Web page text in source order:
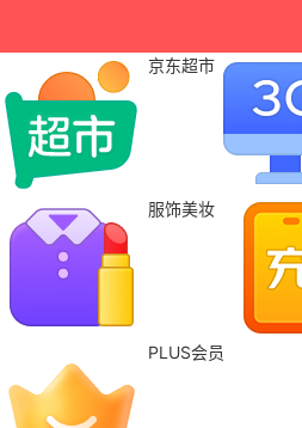
京东超市
服饰美妆
PLUS会员